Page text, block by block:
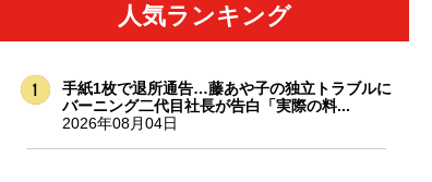
人気ランキング
手紙1枚で退所通告…藤あや子の独立トラブルに
バーニング二代目社長が告白「実際の料...
2026年08月04日